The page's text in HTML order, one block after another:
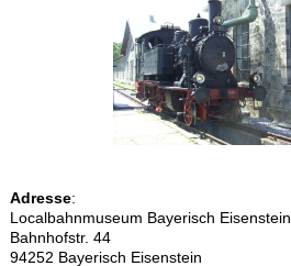
Adresse:
Localbahnmuseum Bayerisch Eisenstein
Bahnhofstr. 44
94252 Bayerisch Eisenstein